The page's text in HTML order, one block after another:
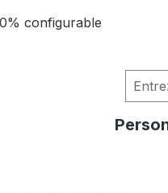
configurable